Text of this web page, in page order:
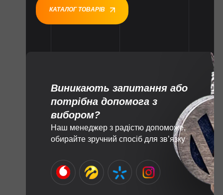
КАТАЛОГ ТОВАРІВ
Виникають запитання або
потрібна допомога з
вибором?
Наш менеджер з радістю допоможе,
обирайте зручний спосіб для зв’язку